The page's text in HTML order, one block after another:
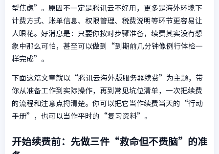
型焦虑”。原因不一定是腾讯云不好用，更多是海外环境下
计费方式、账单信息、权限管理、税费说明等环节更容易让
人眼花。好消息是：只要你按对步骤准备，续费其实没有想
象中那么可怕，甚至可以做到“到期前几分钟像例行体检一
样完成”。
下面这篇文章就以“腾讯云海外版服务器续费”为主题，带
你从准备工作到实际操作，再到常见坑位清单，一次把续费
的流程和注意点捋清楚。你可以把它当作续费当天的“行动
手册”，也可以当作平时的“复习资料”。
开始续费前：先做三件“救命但不费脑”的准